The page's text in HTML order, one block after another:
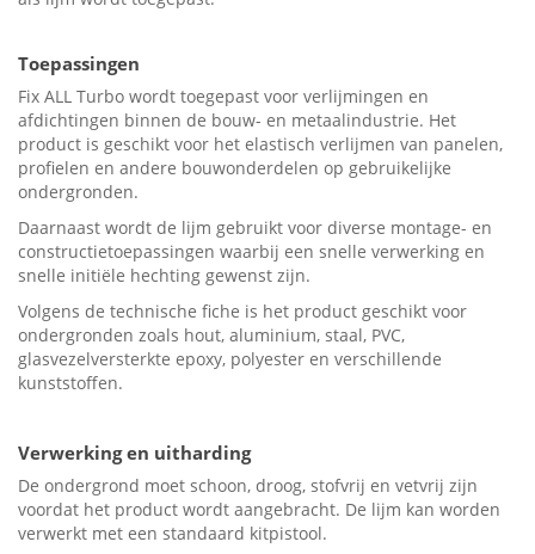
Toepassingen
Fix ALL Turbo wordt toegepast voor verlijmingen en
afdichtingen binnen de bouw- en metaalindustrie. Het
product is geschikt voor het elastisch verlijmen van panelen,
profielen en andere bouwonderdelen op gebruikelijke
ondergronden.
Daarnaast wordt de lijm gebruikt voor diverse montage- en
constructietoepassingen waarbij een snelle verwerking en
snelle initiële hechting gewenst zijn.
Volgens de technische fiche is het product geschikt voor
ondergronden zoals hout, aluminium, staal, PVC,
glasvezelversterkte epoxy, polyester en verschillende
kunststoffen.
Verwerking en uitharding
De ondergrond moet schoon, droog, stofvrij en vetvrij zijn
voordat het product wordt aangebracht. De lijm kan worden
verwerkt met een standaard kitpistool.